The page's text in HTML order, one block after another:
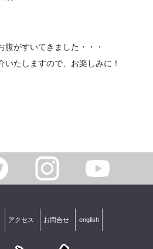
腹がすいてきました・・・
たしますので、お楽しみに！
アクセス お問合せ english